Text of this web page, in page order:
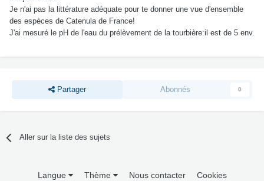
Je n'ai pas la littérature adéquate pour te donner une vue d'ensemble
des espèces de Catenula de France!
J'ai mesuré le pH de l'eau du prélèvement de la tourbière:il est de 5 env.
Partager Abonnés 0
Aller sur la liste des sujets
Langue Thème Nous contacter Cookies